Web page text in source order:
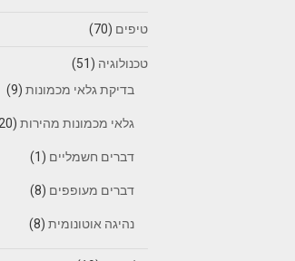
טיפים (70)
טכנולוגיה (51)
בדיקת גלאי מכמונות (9)
גלאי מכמונות מהירות (20)
דברים חשמליים (1)
דברים מעופפים (8)
נהיגה אוטונומית (8)